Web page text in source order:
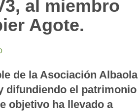
al miembro
Agote.
de la Asociación Albaola
difundiendo el patrimonio
objetivo ha llevado a